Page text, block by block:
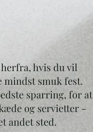
hvis du vil
mindst smuk fest.
sparring, for at
og servietter -
andet sted.